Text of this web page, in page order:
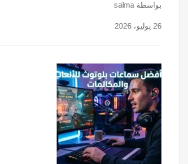
بواسطة salma
26 يوليو، 2026